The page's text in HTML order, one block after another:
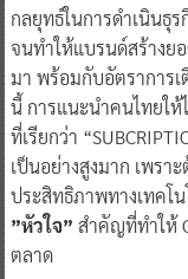
กลยุทธ์ในการดำเนินธุ
จนทำให้แบรนด์สร้างย
มา พร้อมกับอัตราการเ
นี้ การแนะนำคนไทยใ
ที่เรียกว่า
เป็นอย่างสูงมาก เพร
ประสิทธิภาพทางเทคโ
”หัวใจ” สำคัญที่ทำให้
ตลาด